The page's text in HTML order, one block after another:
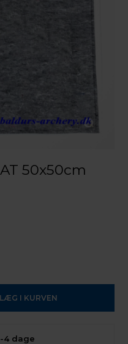
50x50cm
4 dage